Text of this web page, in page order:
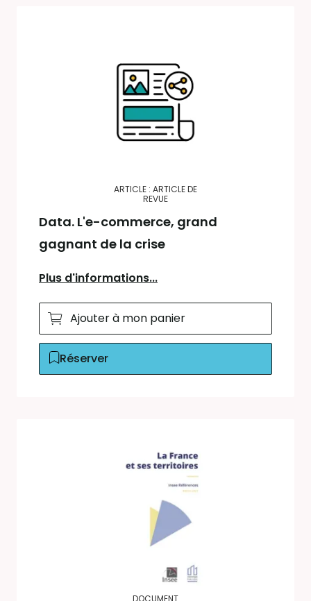
ARTICLE : ARTICLE DE
REVUE
Data. L'e-commerce, grand
gagnant de la crise
Plus d'informations...
Ajouter à mon panier
Réserver